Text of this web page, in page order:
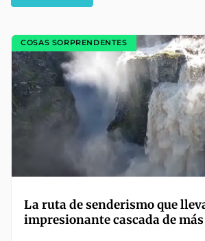
COSAS SORPRENDENTES
La ruta de senderismo que
impresionante cascada de